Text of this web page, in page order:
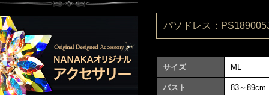
パソドレス：
サイズ ML
バスト 83～89cm